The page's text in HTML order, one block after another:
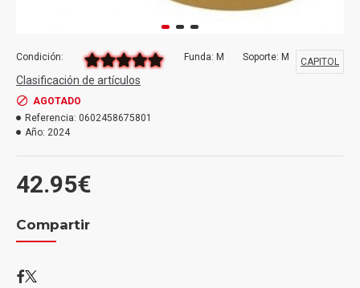
42.95€
Condición: Funda: M Soporte: M
Clasificación de artículos
AGOTADO
Referencia: 0602458675801
Año: 2024
CAPITOL
Compartir